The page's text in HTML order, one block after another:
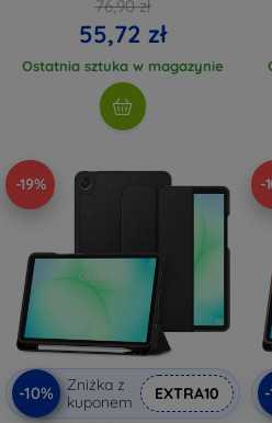
76,90 zł
55,72 zł
Ostatnia sztuka w magazynie
-19%
-10%
Zniżka z
kuponem
EXTRA10
-